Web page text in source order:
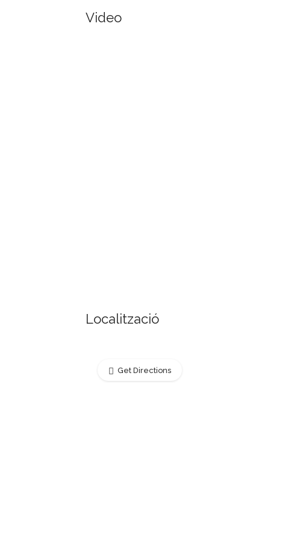
Video
Localització
Get Directions